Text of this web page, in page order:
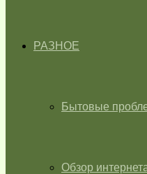
РАЗНОЕ
Бытовые
Обзор